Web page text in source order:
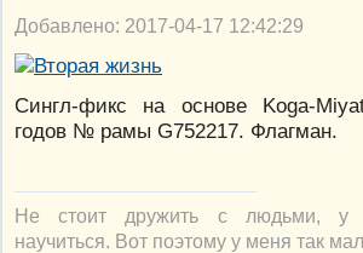
Добавлено: 2017-04-17 12:42:29
Сингл-фикс на основе Koga-
годов № рамы G752217. Флагман.
Не стоит дружить с людьми, у
научиться. Вот поэтому у меня так